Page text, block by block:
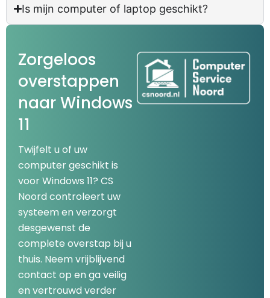
Is mijn computer of laptop geschikt?
Zorgeloos
overstappen
naar Windows
11
Twijfelt u of uw
computer geschikt is
voor Windows 11? CS
Noord controleert uw
systeem en verzorgt
desgewenst de
complete overstap bij u
thuis. Neem vrijblijvend
contact op en ga veilig
en vertrouwd verder